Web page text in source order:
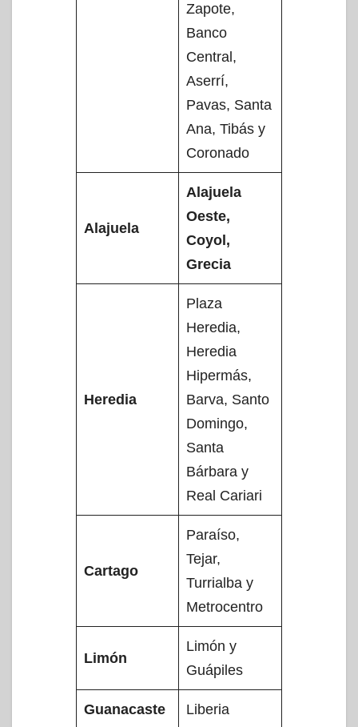
Zapote,
Banco
Central,
Aserrí,
Pavas, Santa
Ana, Tibás y
Coronado
Alajuela
Alajuela
Oeste,
Coyol,
Grecia
Heredia
Plaza
Heredia,
Heredia
Hipermás,
Barva, Santo
Domingo,
Santa
Bárbara y
Real Cariari
Cartago
Paraíso,
Tejar,
Turrialba y
Metrocentro
Limón
Limón y
Guápiles
Guanacaste Liberia